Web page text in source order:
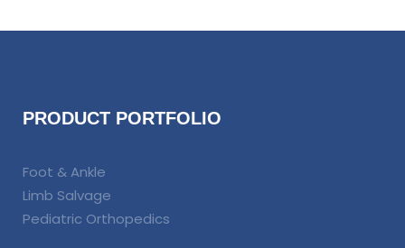
PRODUCT PORTFOLIO
Foot & Ankle
Limb Salvage
Pediatric Orthopedics